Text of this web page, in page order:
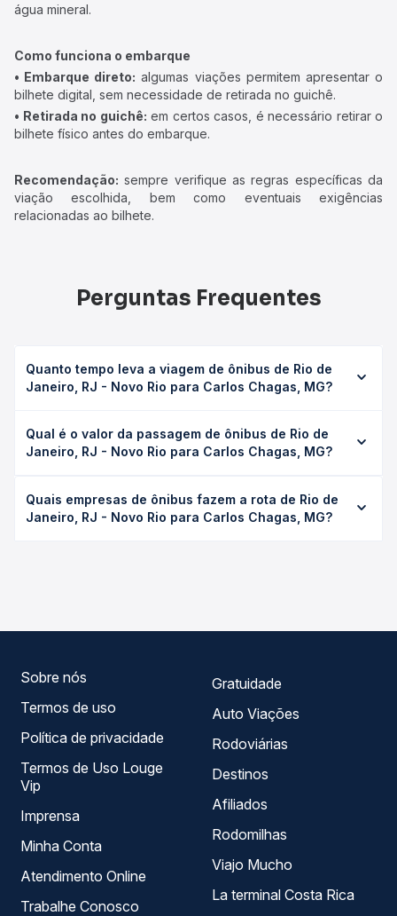
água mineral.
Como funciona o embarque
• Embarque direto: algumas viações permitem apresentar o
bilhete digital, sem necessidade de retirada no guichê.
• Retirada no guichê: em certos casos, é necessário retirar o
bilhete físico antes do embarque.
Recomendação: sempre verifique as regras específicas da
viação escolhida, bem como eventuais exigências
relacionadas ao bilhete.
Perguntas Frequentes
Quanto tempo leva a viagem de ônibus de Rio de
Janeiro, RJ - Novo Rio para Carlos Chagas, MG?
Carlos Chagas, MG leva em média 16h 12min, podendo
variar conforme a viação, o tipo de serviço (convencional,
duração exata de cada opção na data desejada.
Qual é o valor da passagem de ônibus de Rio de
Janeiro, RJ - Novo Rio para Carlos Chagas, MG?
Novo Rio para Carlos Chagas, MG custa em média R$
268,00 e varia conforme a data da viagem, a empresa, o
Quais empresas de ônibus fazem a rota de Rio de
Janeiro, RJ - Novo Rio para Carlos Chagas, MG?
Sobre nós
Termos de uso
Política de privacidade
Termos de Uso Louge
Vip
Imprensa
Minha Conta
Atendimento Online
Trabalhe Conosco
Gratuidade
Auto Viações
Rodoviárias
Destinos
Afiliados
Rodomilhas
Viajo Mucho
La terminal Costa Rica